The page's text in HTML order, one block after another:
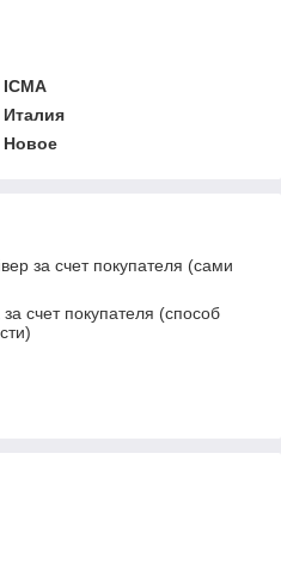
ICMA
Италия
Новое
за счет покупателя (сами
счет покупателя (способ